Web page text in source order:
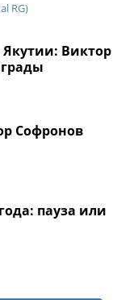
RG)
Виктор
Софронов
пауза или